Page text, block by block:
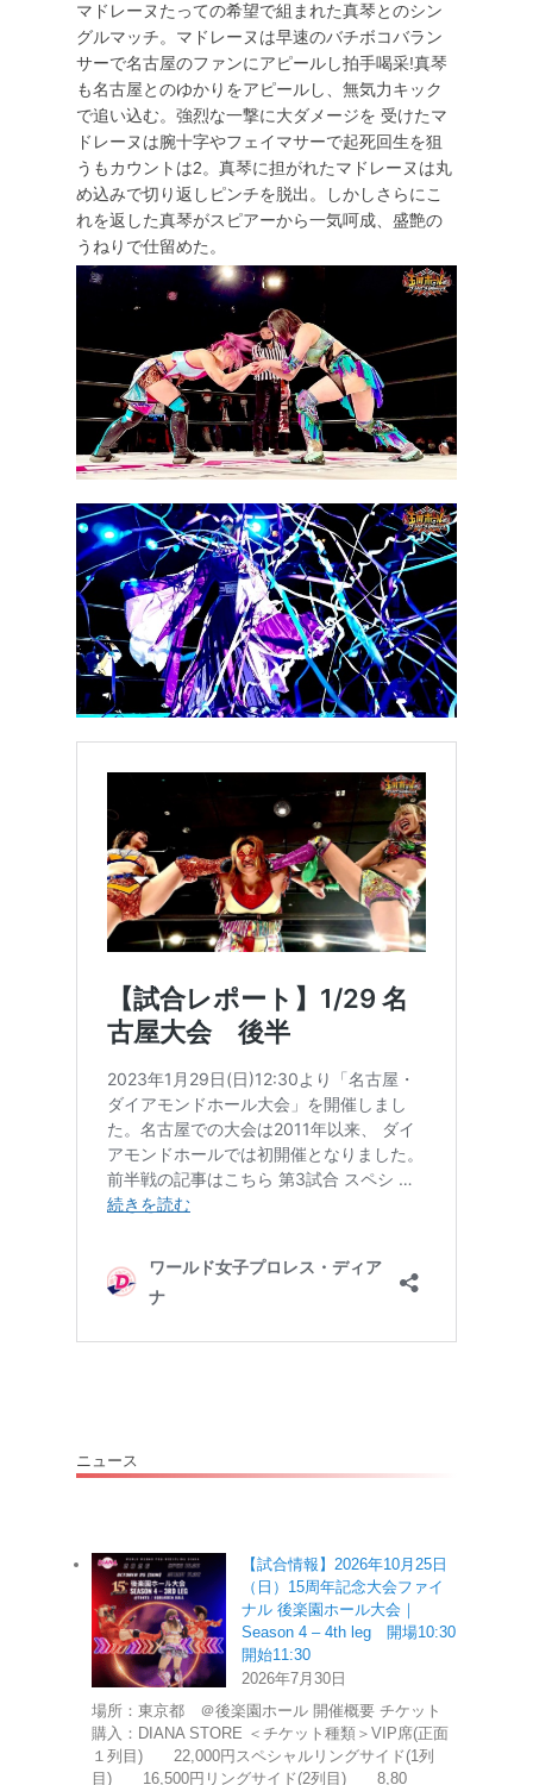
マドレーヌたっての希望で組まれた真琴とのシン
グルマッチ。マドレーヌは早速のバチボコバラン
サーで名古屋のファンにアピールし拍手喝采!真琴
も名古屋とのゆかりをアピールし、無気力キック
で追い込む。強烈な一撃に大ダメージを 受けたマ
ドレーヌは腕十字やフェイマサーで起死回生を狙
うもカウントは2。真琴に担がれたマドレーヌは丸
め込みで切り返しピンチを脱出。しかしさらにこ
れを返した真琴がスピアーから一気呵成、盛艶の
うねりで仕留めた。
ニュース
【試合情報】2026年10月25日
（日）15周年記念大会ファイ
ナル 後楽園ホール大会｜
Season 4 – 4th leg 開場10:30
開始11:30
2026年7月30日
場所：東京都 ＠後楽園ホール 開催概要 チケット
購入：DIANA STORE ＜チケット種類＞VIP席(正面
１列目) 22,000円スペシャルリングサイド(1列
目) 16,500円リングサイド(2列目) 8,80